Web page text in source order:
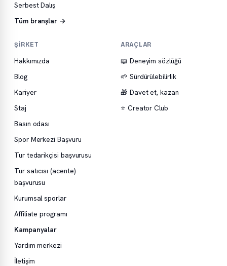
Serbest Dalış
Tüm branşlar →
ŞIRKET
Hakkımızda
Blog
Kariyer
Staj
Basın odası
Spor Merkezi Başvuru
Tur tedarikçisi başvurusu
Tur satıcısı (acente)
başvurusu
Kurumsal sporlar
Affiliate programı
Kampanyalar
Yardım merkezi
İletişim
ARAÇLAR
📖 Deneyim sözlüğü
🌱 Sürdürülebilirlik
🎁 Davet et, kazan
⭐ Creator Club